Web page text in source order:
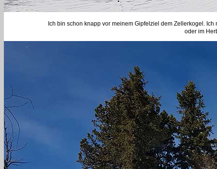
Ich bin schon knapp vor meinem Gipfelziel dem Zellerkogel.
oder im